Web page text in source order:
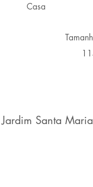
Casa
Santa